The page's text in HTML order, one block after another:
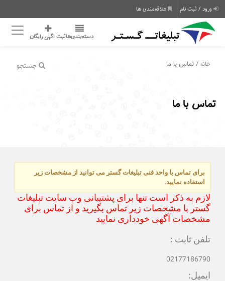
ورود / ثبت نام علاقه‌مندی ها
دسته‌بندی‌هاثبت اگهی رایگان
جستجو خانه / تماس با ما
تماس با ما
برای تماس با واحد فنی تبلیغات گستر می توانید از مشخصات زیر
استفاده نمایید.
لازم به ذکر است تنها برای پشتیبانی وب سایت تبلیغات
گستر با مشخصات زیر تماس بگیرید و از تماس برای
مشخصات آگهی خودداری نمایید
تلفن ثابت :
02177186790
ایمیل: